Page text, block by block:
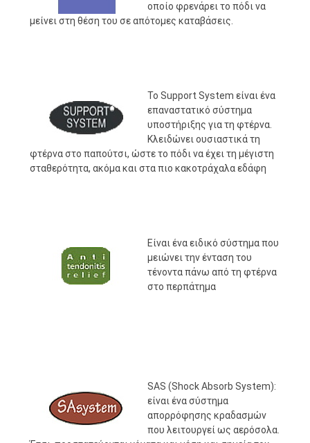
οποίο φρενάρει το πόδι να
μείνει στη θέση του σε απότομες καταβάσεις.
Το Support System είναι ένα
επαναστατικό σύστημα
υποστήριξης για τη φτέρνα.
Κλειδώνει ουσιαστικά τη
φτέρνα στο παπούτσι, ώστε το πόδι να έχει τη μέγιστη
σταθερότητα, ακόμα και στα πιο κακοτράχαλα εδάφη
Είναι ένα ειδικό σύστημα που
μειώνει την ένταση του
τένοντα πάνω από τη φτέρνα
στο περπάτημα
SAS (Shock Absorb System):
είναι ένα σύστημα
απορρόφησης κραδασμών
που λειτουργεί ως αερόσολα.